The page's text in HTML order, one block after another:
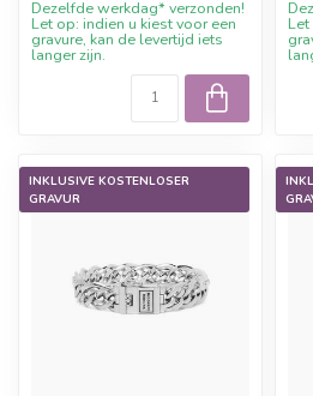
Dezelfde werkdag* verzonden!
Let op: indien u kiest voor een
gravure, kan de levertijd iets
langer zijn.
INKLUSIVE KOSTENLOSER
GRAVUR